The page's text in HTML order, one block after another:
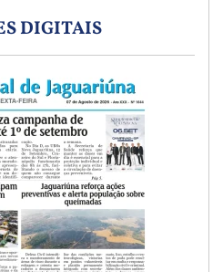
DIGITAIS